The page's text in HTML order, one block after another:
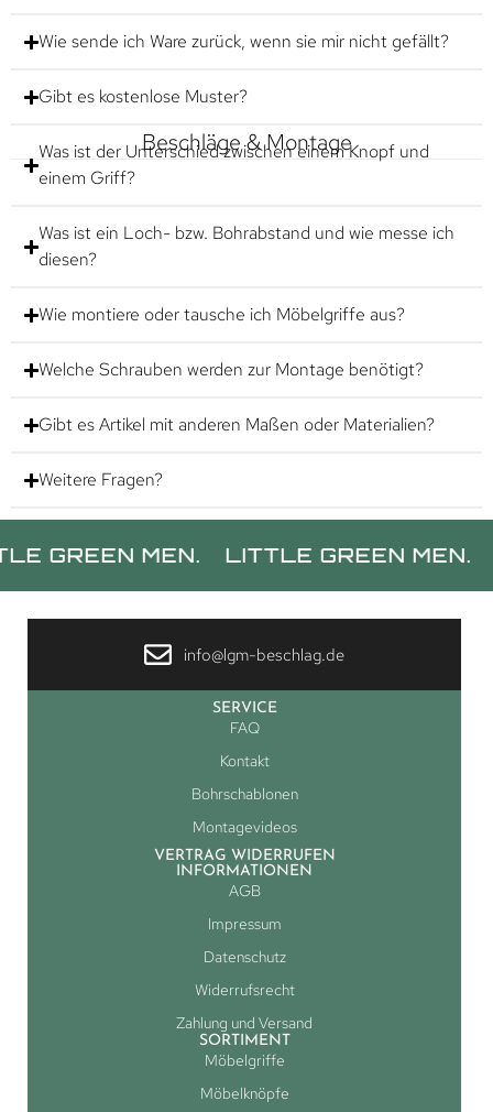
Wie sende ich Ware zurück, wenn sie mir nicht gefällt?
Gibt es kostenlose Muster?
Beschläge & Montage
Was ist der Unterschied zwischen einem Knopf und
einem Griff?
Was ist ein Loch- bzw. Bohrabstand und wie messe ich
diesen?
Wie montiere oder tausche ich Möbelgriffe aus?
Welche Schrauben werden zur Montage benötigt?
Gibt es Artikel mit anderen Maßen oder Materialien?
Weitere Fragen?
MEN. LITTLE GREEN MEN.
info@lgm-beschlag.de
SERVICE
FAQ
Kontakt
Bohrschablonen
Montagevideos
VERTRAG WIDERRUFEN
INFORMATIONEN
AGB
Impressum
Datenschutz
Widerrufsrecht
Zahlung und Versand
SORTIMENT
Möbelgriffe
Möbelknöpfe